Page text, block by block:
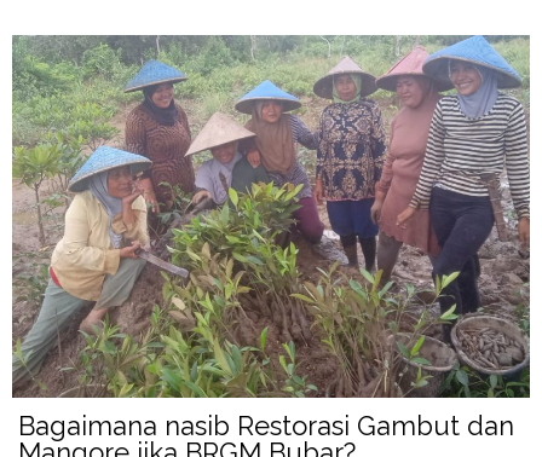
Bagaimana nasib Restorasi Gambut dan